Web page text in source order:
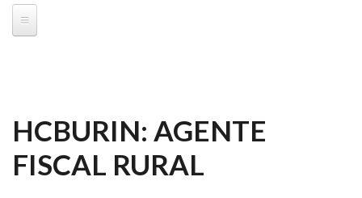
HCBURIN: AGENTE
FISCAL RURAL